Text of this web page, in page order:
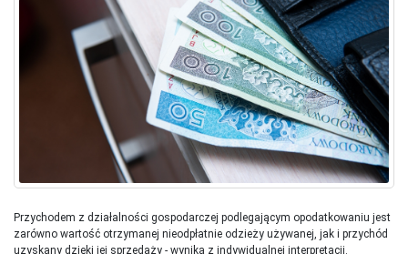
Przychodem z działalności gospodarczej podlegającym opodatkowaniu jest
zarówno wartość otrzymanej nieodpłatnie odzieży używanej, jak i przychód
uzyskany dzięki jej sprzedaży - wynika z indywidualnej interpretacji.